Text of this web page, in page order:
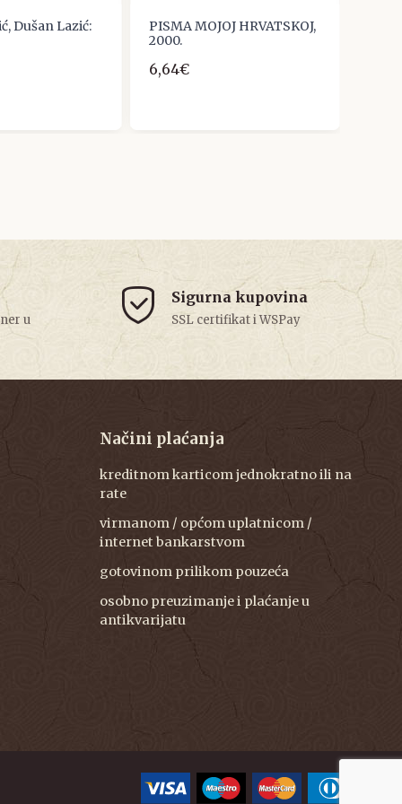
Dušan Lazić:
PISMA MOJOJ HRVATSKOJ,
2000.
6,64€
u
Sigurna kupovina
SSL certifikat i WSPay
Načini plaćanja
kreditnom karticom jednokratno ili na
rate
virmanom / općom uplatnicom /
internet bankarstvom
gotovinom prilikom pouzeća
osobno preuzimanje i plaćanje u
antikvarijatu